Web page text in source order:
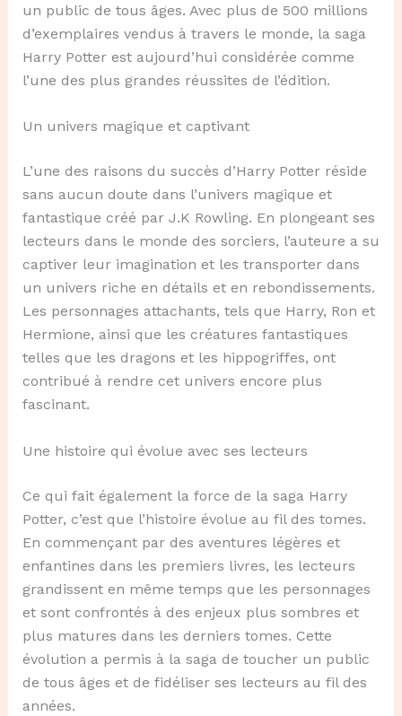
un public de tous âges. Avec plus de 500 millions
d’exemplaires vendus à travers le monde, la saga
Harry Potter est aujourd’hui considérée comme
l’une des plus grandes réussites de l’édition.
Un univers magique et captivant
L’une des raisons du succès d’Harry Potter réside
sans aucun doute dans l’univers magique et
fantastique créé par J.K Rowling. En plongeant ses
lecteurs dans le monde des sorciers, l’auteure a su
captiver leur imagination et les transporter dans
un univers riche en détails et en rebondissements.
Les personnages attachants, tels que Harry, Ron et
Hermione, ainsi que les créatures fantastiques
telles que les dragons et les hippogriffes, ont
contribué à rendre cet univers encore plus
fascinant.
Une histoire qui évolue avec ses lecteurs
Ce qui fait également la force de la saga Harry
Potter, c’est que l’histoire évolue au fil des tomes.
En commençant par des aventures légères et
enfantines dans les premiers livres, les lecteurs
grandissent en même temps que les personnages
et sont confrontés à des enjeux plus sombres et
plus matures dans les derniers tomes. Cette
évolution a permis à la saga de toucher un public
de tous âges et de fidéliser ses lecteurs au fil des
années.